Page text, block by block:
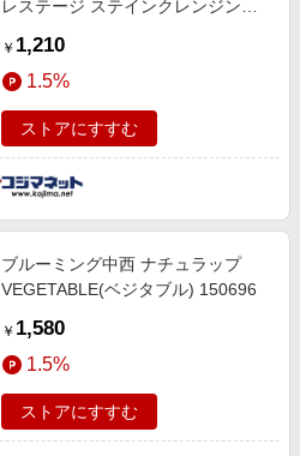
レステージ ステインクレンジング
￥ 1,210
1.5%
ストアにすすむ
ブルーミング中西 ナチュラップ
VEGETABLE(ベジタブル) 150696
￥ 1,580
1.5%
ストアにすすむ